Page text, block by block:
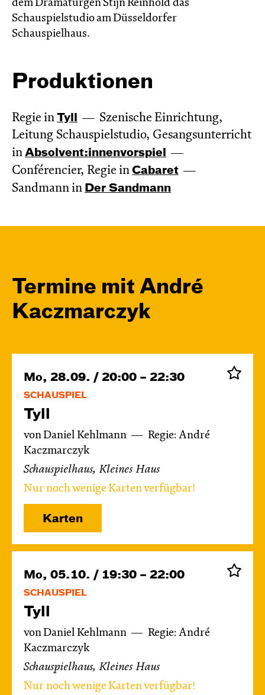
dem Dramaturgen Stijn Reinhold das
Schauspielstudio am Düsseldorfer
Schauspielhaus.
Produktionen
Regie in Tyll
Szenische Einrichtung,
Leitung Schauspielstudio, Gesangsunterricht
in Absol­vent:innen­vor­spiel
Conférencier, Regie in Cabaret
Sandmann in Der Sandmann
Termine mit André
Kacz­marc­zyk
Mo, 28.09. / 20:00 – 22:30
SCHAUSPIEL
Tyll
von Daniel Kehlmann
Regie: André
Kaczmarczyk
Schauspielhaus, Kleines Haus
Nur noch wenige Karten verfügbar!
Karten
Mo, 05.10. / 19:30 – 22:00
SCHAUSPIEL
Tyll
von Daniel Kehlmann
Regie: André
Kaczmarczyk
Schauspielhaus, Kleines Haus
Nur noch wenige Karten verfügbar!